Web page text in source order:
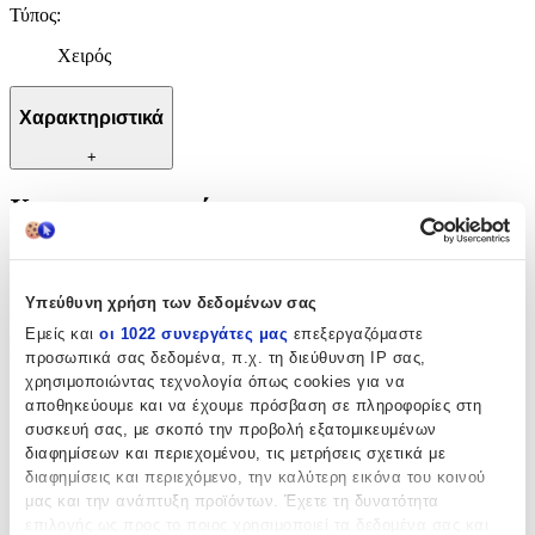
Υπεύθυνη χρήση των δεδομένων σας
Εμείς και οι 1022 συνεργάτες μας επεξεργαζόμαστε
προσωπικά σας δεδομένα, π.χ. τη διεύθυνση IP σας,
χρησιμοποιώντας τεχνολογία όπως cookies για να
αποθηκεύουμε και να έχουμε πρόσβαση σε πληροφορίες στη
συσκευή σας, με σκοπό την προβολή εξατομικευμένων
διαφημίσεων και περιεχομένου, τις μετρήσεις σχετικά με
διαφημίσεις και περιεχόμενο, την καλύτερη εικόνα του κοινού
μας και την ανάπτυξη προϊόντων. Έχετε τη δυνατότητα
Τύπος:
Χειρός
Χαρακτηριστικά
+
Χαρακτηριστικά
Κατασκευαστής:
Visetti
Βασικά Χαρακτηριστικά
Υλικό:
Inox
Δίχρωμη: